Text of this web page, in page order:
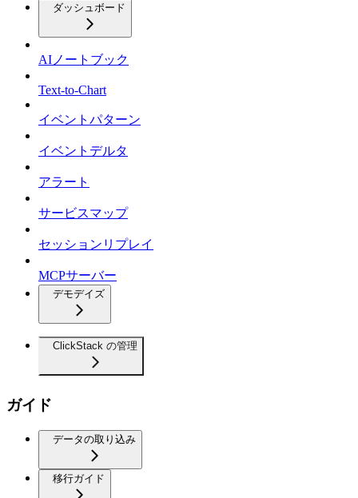
ダッシュボード
AIノートブック
Text-to-Chart
イベントパターン
イベントデルタ
アラート
サービスマップ
セッションリプレイ
MCPサーバー
デモデイズ
ClickStack の管理
ガイド
データの取り込み
移行ガイド